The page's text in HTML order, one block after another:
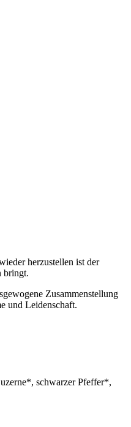
herzustellen ist der
bringt.
Zusammenstellung
und Leidenschaft.
schwarzer Pfeffer*,